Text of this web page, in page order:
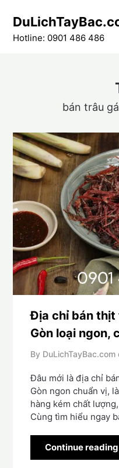
content
Hotline: 0901 486 486
bán trâu
Địa chỉ bán thịt
Gòn loại ngon,
By DuLichTayBac.com
Đâu mới là địa chỉ
Gòn ngon chuẩn vị,
hàng kém chất
Cùng tìm hiểu ngay
Continue reading